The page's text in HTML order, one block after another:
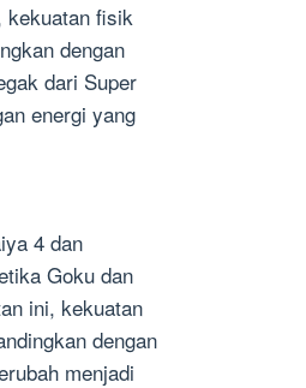
kekuatan fisik
dengan
dari Super
energi yang
4 dan
Goku dan
ini, kekuatan
dengan
menjadi